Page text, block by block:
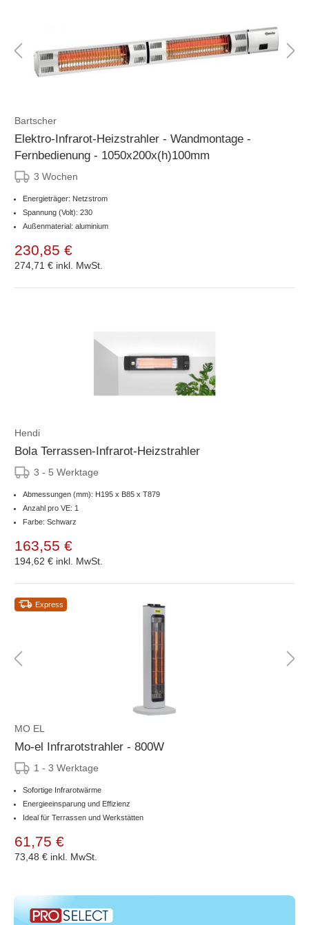
Bartscher
Elektro-Infrarot-Heizstrahler - Wandmontage -
Fernbedienung - 1050x200x(h)100mm
3 Wochen
Energieträger: Netzstrom
Spannung (Volt): 230
Außenmaterial: aluminium
230,85 €
274,71 € inkl. MwSt.
Hendi
Bola Terrassen-Infrarot-Heizstrahler
3 - 5 Werktage
Abmessungen (mm): H195 x B85 x T879
Anzahl pro VE: 1
Farbe: Schwarz
163,55 €
194,62 € inkl. MwSt.
Express
MO EL
Mo-el Infrarotstrahler - 800W
1 - 3 Werktage
Sofortige Infrarotwärme
Energieeinsparung und Effizienz
Ideal für Terrassen und Werkstätten
61,75 €
73,48 € inkl. MwSt.